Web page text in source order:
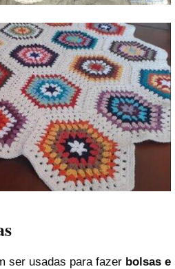
ser usadas para fazer bolsas e